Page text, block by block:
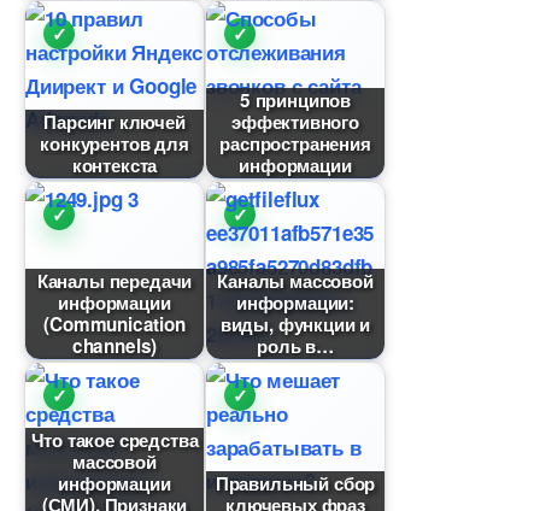
Парсинг ключей
конкурентов для
контекста
5 принципо
эффективного
распространения
информации
Каналы передачи
информации
(Communication
channels)
Каналы массовой
информации:
иды, функции и
роль
Что такое средства
массовой
информации
(СМИ). Признаки
Правильный сбор
ключевых фраз